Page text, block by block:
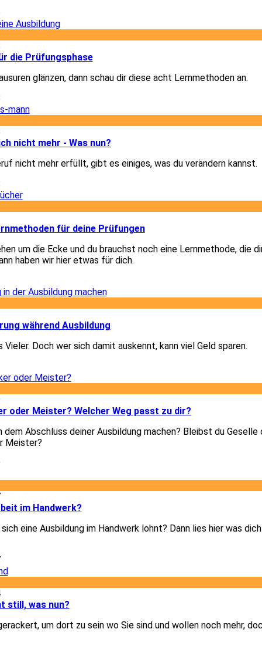
die Prüfungsphase
glänzen, dann schau dir diese acht Lernmethoden an.
nicht mehr - Was nun?
nicht mehr erfüllt, gibt es einiges, was du verändern kannst.
für deine Prüfungen
um die Ecke und du brauchst noch eine Lernmethode, die
haben wir hier etwas für dich.
während Ausbildung
Vieler. Doch wer sich damit auskennt, kann viel Geld sparen.
oder Meister? Welcher Weg passt zu dir?
dem Abschluss deiner Ausbildung machen? Bleibst du Geselle
Meister?
im Handwerk?
eine Ausbildung im Handwerk lohnt? Dann lies hier was
still, was nun?
um dort zu sein wo Sie sind und wollen noch mehr,